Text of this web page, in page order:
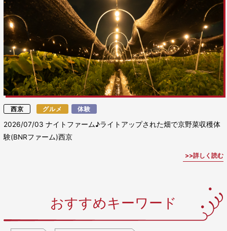
西京 グルメ 体験
2026/07/03ナイトファーム♪ライトアップされた畑で京野菜収穫体
験(BNRファーム)西京
詳しく読む
おすすめキーワード